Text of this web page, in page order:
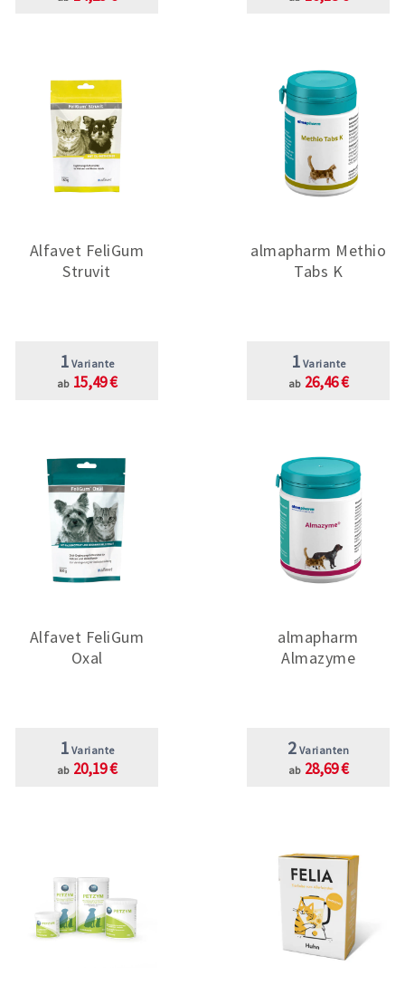
Alfavet FeliGum
Struvit
1 Variante
ab 15,49 €
almapharm Methio
Tabs K
1 Variante
ab 26,46 €
Alfavet FeliGum
Oxal
1 Variante
ab 20,19 €
almapharm
Almazyme
2 Varianten
ab 28,69 €